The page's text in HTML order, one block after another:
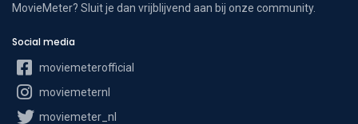
MovieMeter? Sluit je dan vrijblijvend aan bij onze community.
Social media
moviemeterofficial
moviemeternl
moviemeter_nl